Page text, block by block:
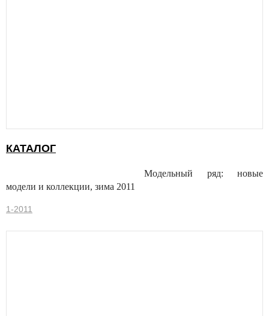
КАТАЛОГ
Модельный ряд: новые
модели и коллекции, зима 2011
1-2011